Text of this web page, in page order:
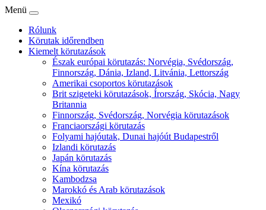
Menü
Rólunk
Körutak időrendben
Kiemelt körutazások
Észak európai körutazás: Norvégia, Svédország,
Finnország, Dánia, Izland, Litvánia, Lettország
Amerikai csoportos körutazások
Brit szigeteki körutazások, Írország, Skócia, Nagy
Britannia
Finnország, Svédország, Norvégia körutazások
Franciaországi körutazás
Folyami hajóutak, Dunai hajóút Budapestről
Izlandi körutazás
Japán körutazás
Kína körutazás
Kambodzsa
Marokkó és Arab körutazások
Mexikó